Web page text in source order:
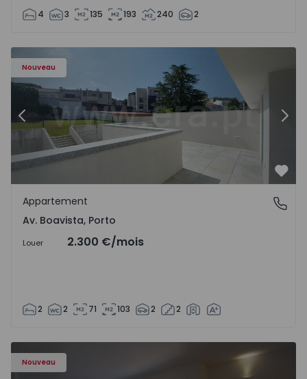
4 3 135 193 240 2
Nouveau
Appartement T2 Porto, Av. Boavista - 1575459 - 4
Précédent
Av. Boavista, Porto
Appartement
Av. Boavista, Porto
Louer 2.300 €/mois
2 2 71 103 2 2
Nouveau
Appartement T3 Porto, Av. Boavista - 1575472 - 5